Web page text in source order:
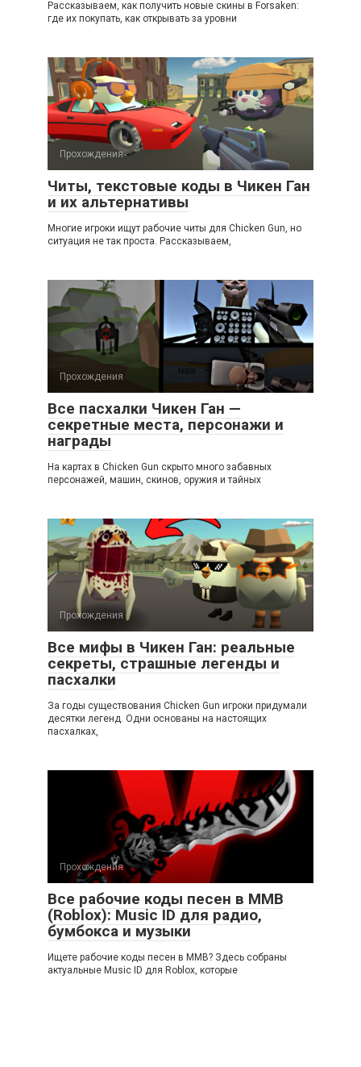
Рассказываем, как получить новые скины в Forsaken:
где их покупать, как открывать за уровни
Прохождения
Читы, текстовые коды в Чикен Ган
и их альтернативы
Многие игроки ищут рабочие читы для Chicken Gun, но
ситуация не так проста. Рассказываем,
Прохождения
Все пасхалки Чикен Ган —
секретные места, персонажи и
награды
На картах в Chicken Gun скрыто много забавных
персонажей, машин, скинов, оружия и тайных
Прохождения
Все мифы в Чикен Ган: реальные
секреты, страшные легенды и
пасхалки
За годы существования Chicken Gun игроки придумали
десятки легенд. Одни основаны на настоящих
пасхалках,
Прохождения
Все рабочие коды песен в ММВ
(Roblox): Music ID для радио,
бумбокса и музыки
Ищете рабочие коды песен в ММВ? Здесь собраны
актуальные Music ID для Roblox, которые